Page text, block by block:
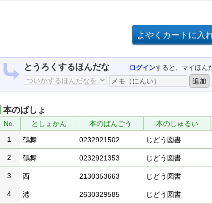
とうろくするほんだな ログインすると、マイほん
本のばしょ
No. としょかん 本のばんごう 本のしゅるい
1
鶴舞 0232921502 じどう図書
2 鶴舞 0232921353 じどう図書
3 西 2130353663 じどう図書
4 港 2630329585 じどう図書